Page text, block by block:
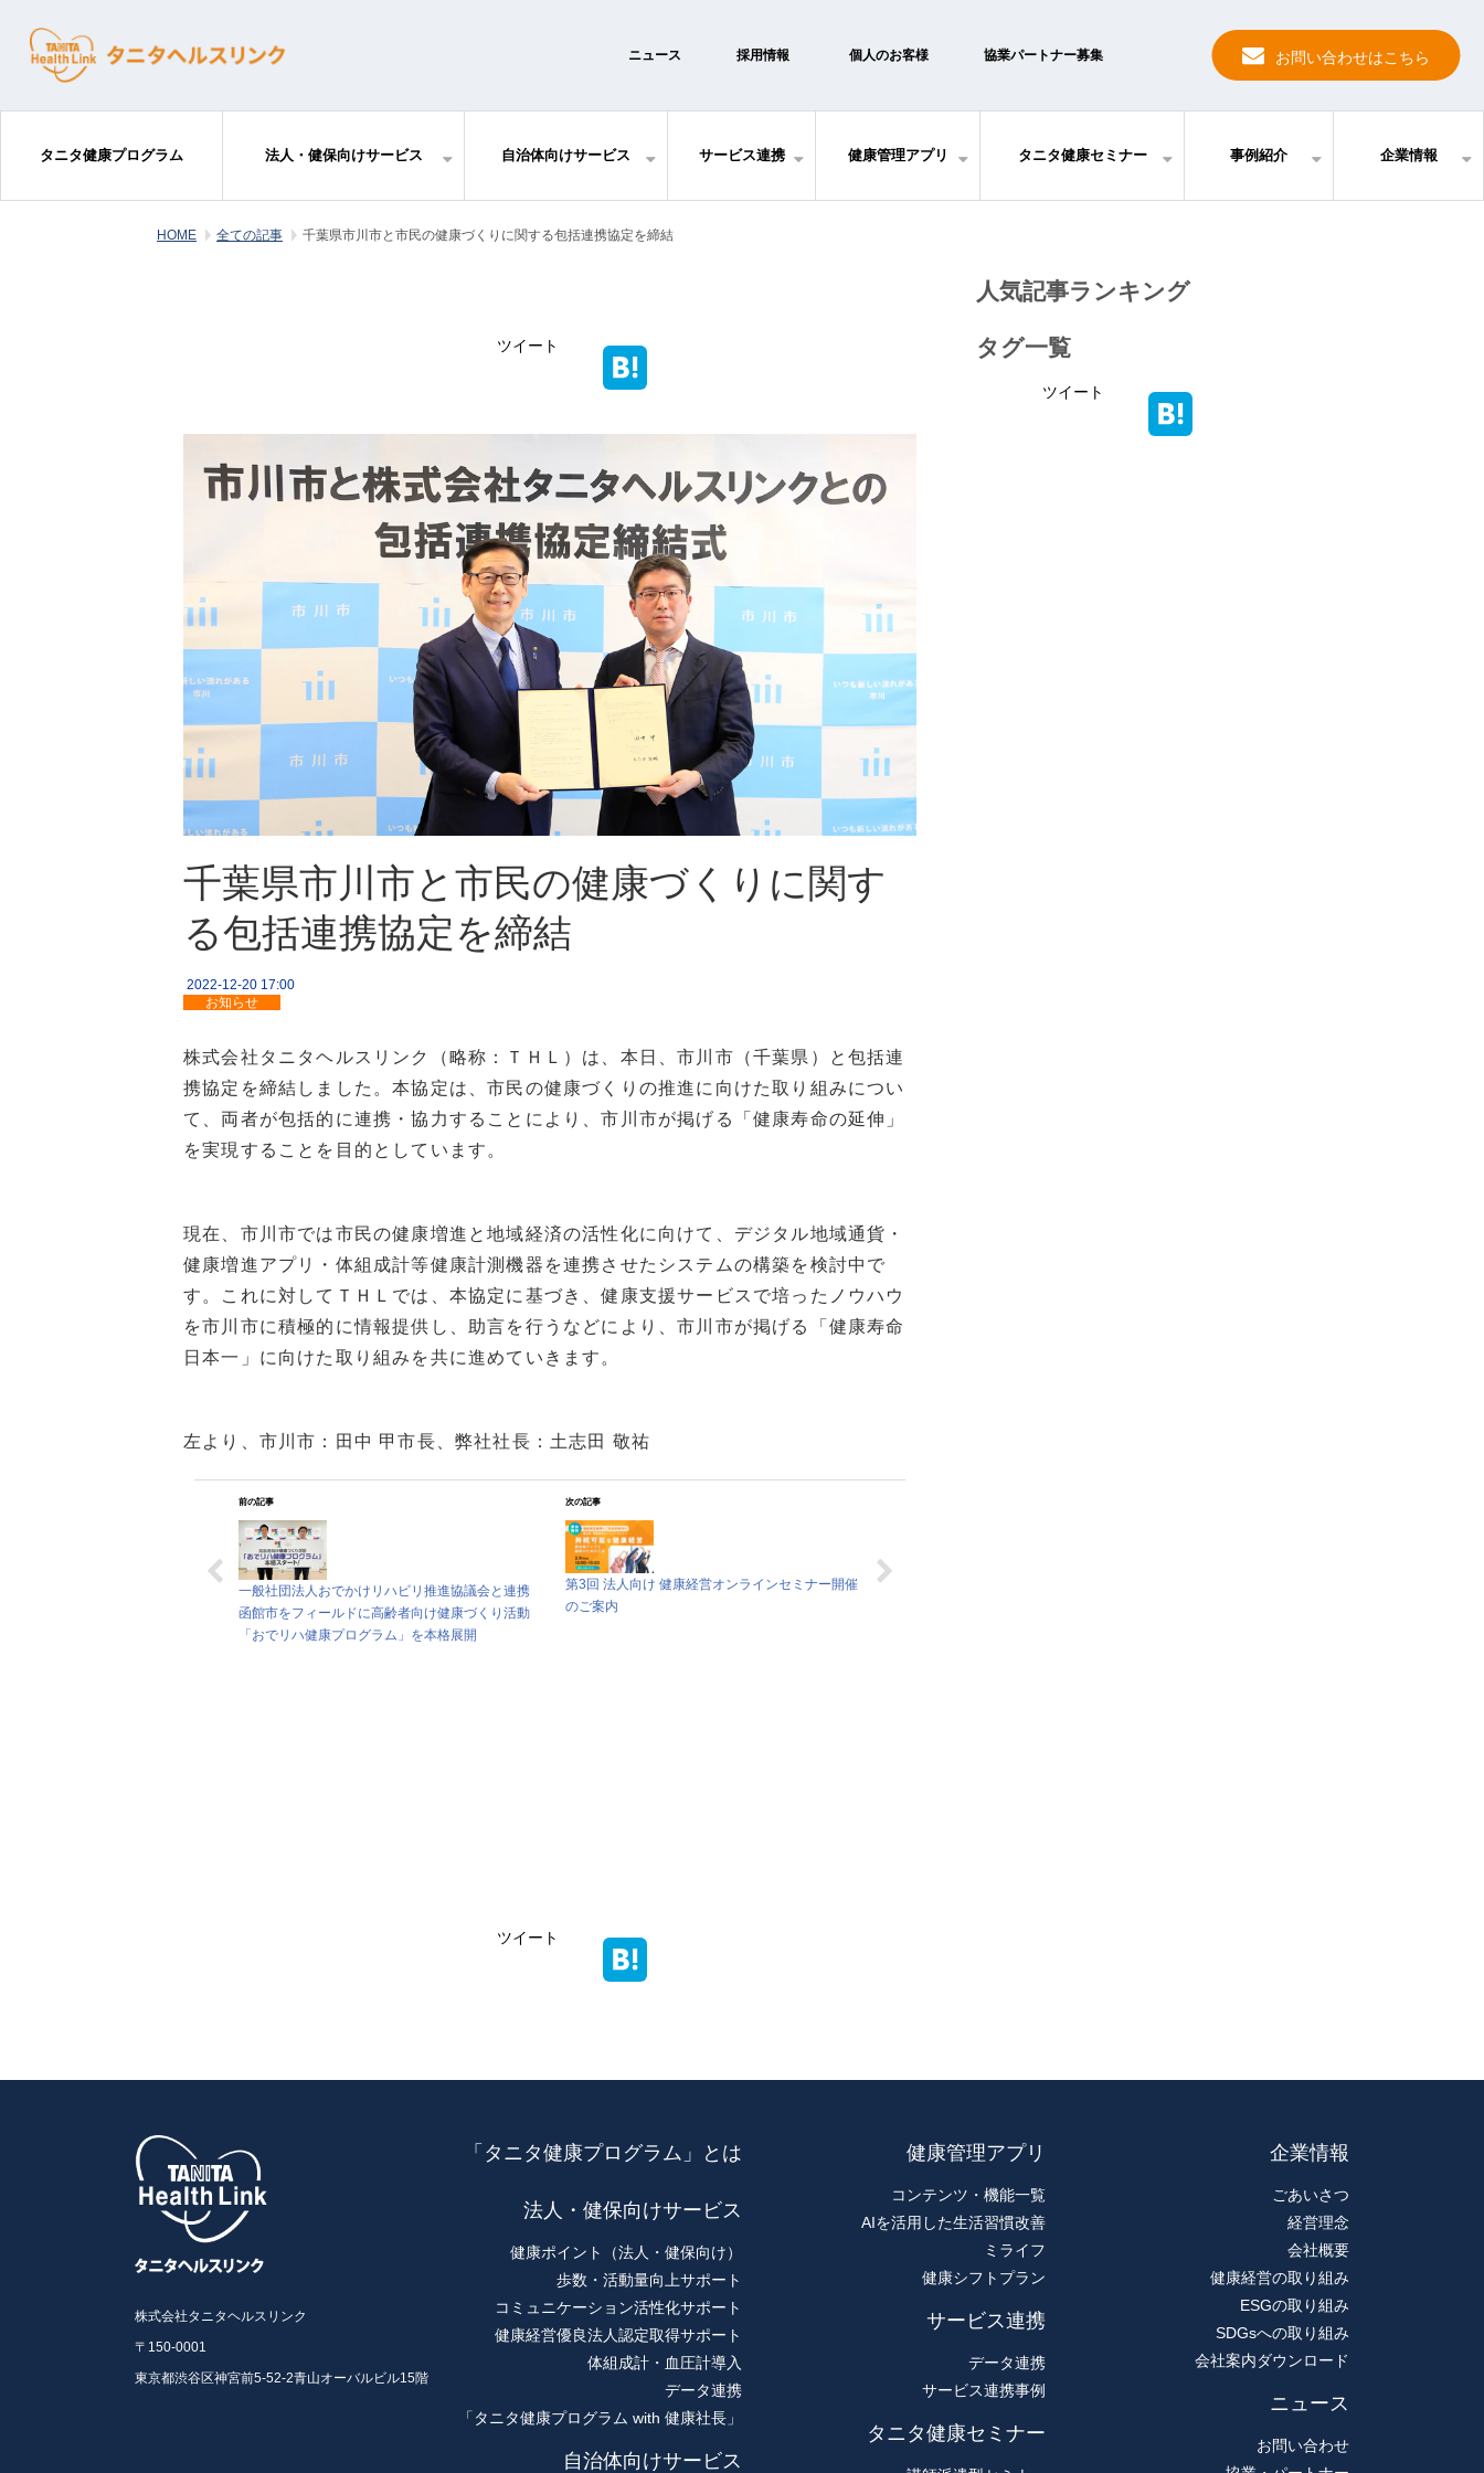
ニュース 採用情報 個人のお客様 協業パートナー募集 お問い合わせはこちら
タニタ健康プログラム 法人・健保向けサービス 自治体向けサービス サービス連携 健康管理アプリ タニタ健康セミナー 事例紹介 企業情報
HOME 全ての記事 千葉県市川市と市民の健康づくりに関する包括連携協定を締結
ツイート
千葉県市川市と市民の健康づくりに関す
る包括連携協定を締結
2022-12-20 17:00
お知らせ
株式会社タニタヘルスリンク（略称：ＴＨＬ）は、本日、市川市（千葉県）と包括連
携協定を締結しました。本協定は、市民の健康づくりの推進に向けた取り組みについ
て、両者が包括的に連携・協力することにより、市川市が掲げる「健康寿命の延伸」
を実現することを目的としています。
現在、市川市では市民の健康増進と地域経済の活性化に向けて、デジタル地域通貨・
健康増進アプリ・体組成計等健康計測機器を連携させたシステムの構築を検討中で
す。これに対してＴＨＬでは、本協定に基づき、健康支援サービスで培ったノウハウ
を市川市に積極的に情報提供し、助言を行うなどにより、市川市が掲げる「健康寿命
日本一」に向けた取り組みを共に進めていきます。
左より、市川市：田中 甲市長、弊社社長：土志田 敬祐
前の記事
一般社団法人おでかけリハビリ推進協議会と連携
函館市をフィールドに高齢者向け健康づくり活動
「おでリハ健康プログラム」を本格展開
次の記事
第3回 法人向け 健康経営オンラインセミナー開催
のご案内
ツイート
人気記事ランキング
タグ一覧
ツイート
株式会社タニタヘルスリンク
〒150-0001
東京都渋谷区神宮前5-52-2青山オーバルビル15階
「タニタ健康プログラム」とは
法人・健保向けサービス
健康ポイント（法人・健保向け）
歩数・活動量向上サポート
コミュニケーション活性化サポート
健康経営優良法人認定取得サポート
体組成計・血圧計導入
データ連携
「タニタ健康プログラム with 健康社長」
自治体向けサービス
健康管理アプリ
コンテンツ・機能一覧
AIを活用した生活習慣改善
ミライフ
健康シフトプラン
サービス連携
データ連携
サービス連携事例
タニタ健康セミナー
企業情報
ごあいさつ
経営理念
会社概要
健康経営の取り組み
ESGの取り組み
SDGsへの取り組み
会社案内ダウンロード
ニュース
お問い合わせ